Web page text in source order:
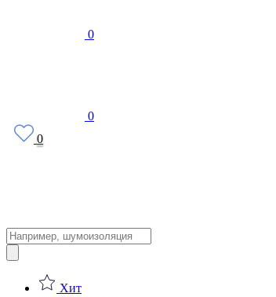
0
0
0
Поиск
товаров
Хит